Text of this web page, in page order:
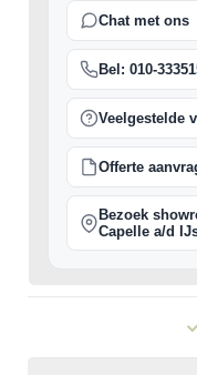
Chat met ons
Bel: 010-
Veelgestelde
Offerte
Bezoek
Capelle a/d